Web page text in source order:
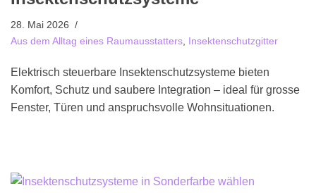
28. Mai 2026
Aus dem Alltag eines Raumausstatters Insektenschutzgitter
Elektrisch steuerbare Insektenschutzsysteme bieten
Komfort, Schutz und saubere Integration – ideal für grosse
Fenster, Türen und anspruchsvolle Wohnsituationen.